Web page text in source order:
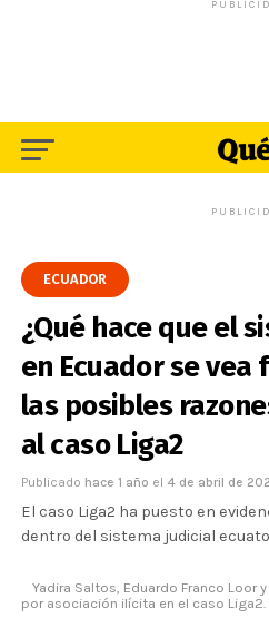
ECUADOR
¿Qué hace que el
en Ecuador se vea
las posibles
al caso Liga2
Publicado hace 1 año el 4 de abril de
El caso Liga2 ha puesto en
dentro del sistema judicial
Yadira Saltos, Eduardo Franco Loor
por asociación ilícita en el caso